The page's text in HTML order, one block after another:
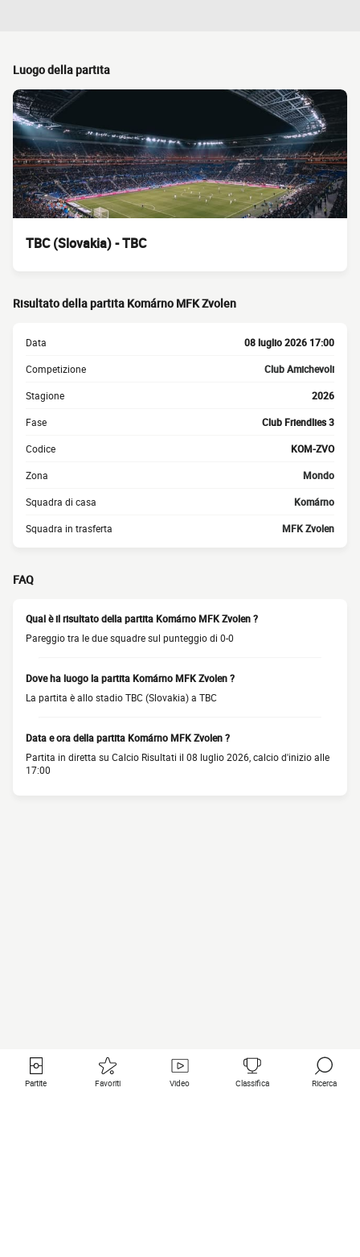
Luogo della partita
TBC (Slovakia) - TBC
Risultato della partita Komárno MFK Zvolen
Data 08 luglio 2026 17:00
Competizione Club Amichevoli
Stagione 2026
Fase Club Friendlies 3
Codice KOM-ZVO
Zona Mondo
Squadra di casa Komárno
Squadra in trasferta MFK Zvolen
FAQ
Qual è il risultato della partita Komárno MFK Zvolen ?
Pareggio tra le due squadre sul punteggio di 0-0
Dove ha luogo la partita Komárno MFK Zvolen ?
La partita è allo stadio TBC (Slovakia) a TBC
Data e ora della partita Komárno MFK Zvolen ?
Partita in diretta su Calcio Risultati il 08 luglio 2026, calcio d'inizio alle
17:00
Partite Favoriti Video Classifica Ricerca